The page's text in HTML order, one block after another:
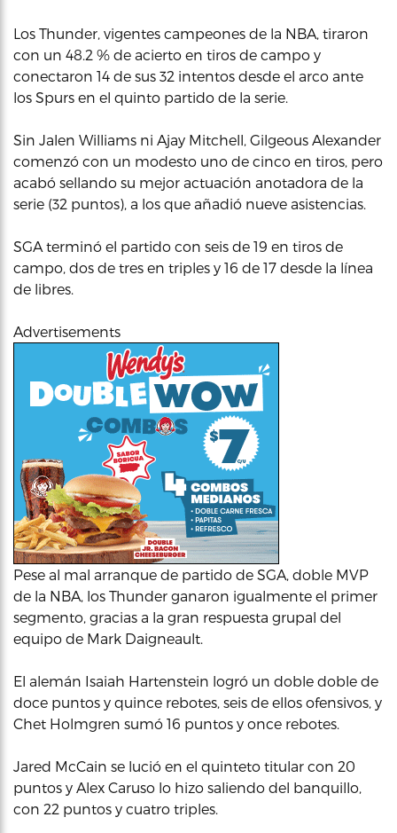
Los Thunder, vigentes campeones de la NBA, tiraron
con un 48.2 % de acierto en tiros de campo y
conectaron 14 de sus 32 intentos desde el arco ante
los Spurs en el quinto partido de la serie.
Sin Jalen Williams ni Ajay Mitchell, Gilgeous Alexander
comenzó con un modesto uno de cinco en tiros, pero
acabó sellando su mejor actuación anotadora de la
serie (32 puntos), a los que añadió nueve asistencias.
SGA terminó el partido con seis de 19 en tiros de
campo, dos de tres en triples y 16 de 17 desde la línea
de libres.
Advertisements
Pese al mal arranque de partido de SGA, doble MVP
de la NBA, los Thunder ganaron igualmente el primer
segmento, gracias a la gran respuesta grupal del
equipo de Mark Daigneault.
El alemán Isaiah Hartenstein logró un doble doble de
doce puntos y quince rebotes, seis de ellos ofensivos, y
Chet Holmgren sumó 16 puntos y once rebotes.
Jared McCain se lució en el quinteto titular con 20
puntos y Alex Caruso lo hizo saliendo del banquillo,
con 22 puntos y cuatro triples.